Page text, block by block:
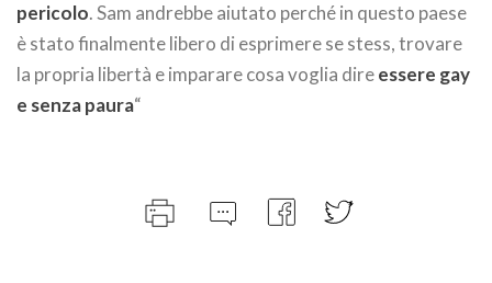
pericolo. Sam andrebbe aiutato perché in questo paese
è stato finalmente libero di esprimere se stess, trovare
la propria libertà e imparare cosa voglia direessere gay
e senza paura“